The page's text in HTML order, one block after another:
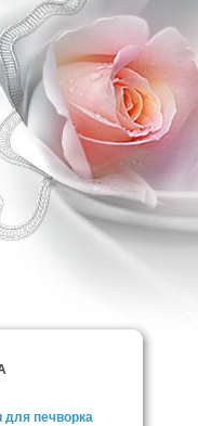
для печворка